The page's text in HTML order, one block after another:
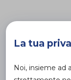
La tua
Noi, insieme ad